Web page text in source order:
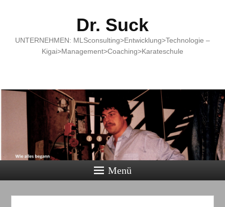
Dr. Suck
UNTERNEHMEN: MLSconsulting>Entwicklung>Technologie –
Kigai>Management>Coaching>Karateschule
Menü